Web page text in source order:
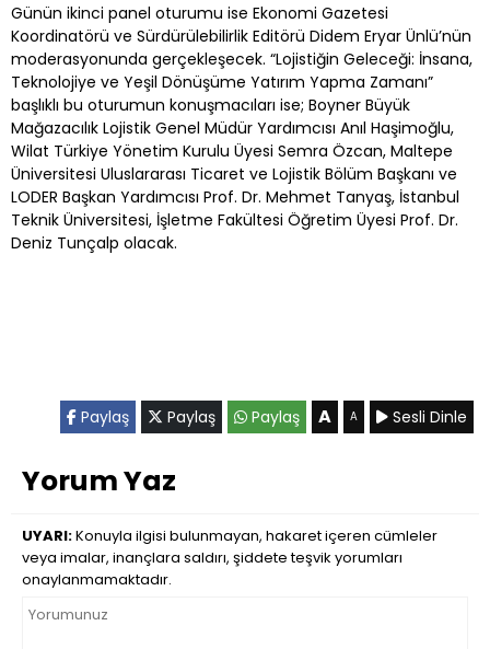
Günün ikinci panel oturumu ise Ekonomi Gazetesi
Koordinatörü ve Sürdürülebilirlik Editörü Didem Eryar Ünlü’nün
moderasyonunda gerçekleşecek. “Lojistiğin Geleceği: İnsana,
Teknolojiye ve Yeşil Dönüşüme Yatırım Yapma Zamanı”
başlıklı bu oturumun konuşmacıları ise; Boyner Büyük
Mağazacılık Lojistik Genel Müdür Yardımcısı Anıl Haşimoğlu,
Wilat Türkiye Yönetim Kurulu Üyesi Semra Özcan, Maltepe
Üniversitesi Uluslararası Ticaret ve Lojistik Bölüm Başkanı ve
LODER Başkan Yardımcısı Prof. Dr. Mehmet Tanyaş, İstanbul
Teknik Üniversitesi, İşletme Fakültesi Öğretim Üyesi Prof. Dr.
Deniz Tunçalp olacak.
Paylaş Paylaş Paylaş A A Sesli Dinle
Yorum Yaz
UYARI:Konuyla ilgisi bulunmayan, hakaret içeren cümleler
veya imalar, inançlara saldırı, şiddete teşvik yorumları
onaylanmamaktadır.